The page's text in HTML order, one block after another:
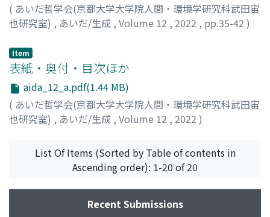
( あいだ哲学会(京都大学大学院人間・環境学研究科武田宙
也研究室) , あいだ/生成 , Volume 12 , 2022 , pp.35-42 )
Item
表紙・奥付・目次ほか
aida_12_a.pdf(1.44 MB)
( あいだ哲学会(京都大学大学院人間・環境学研究科武田宙
也研究室) , あいだ/生成 , Volume 12 , 2022 )
List Of Items (Sorted by Table of contents in
Ascending order): 1-20 of 20
Recent Submissions